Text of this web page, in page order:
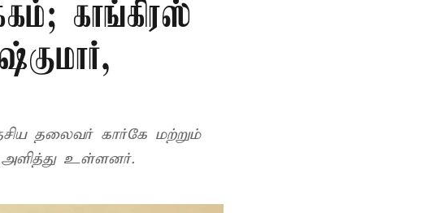
காங்கிரஸ்
தலைவர் கார்கே மற்றும்
அளித்து உள்ளனர்.